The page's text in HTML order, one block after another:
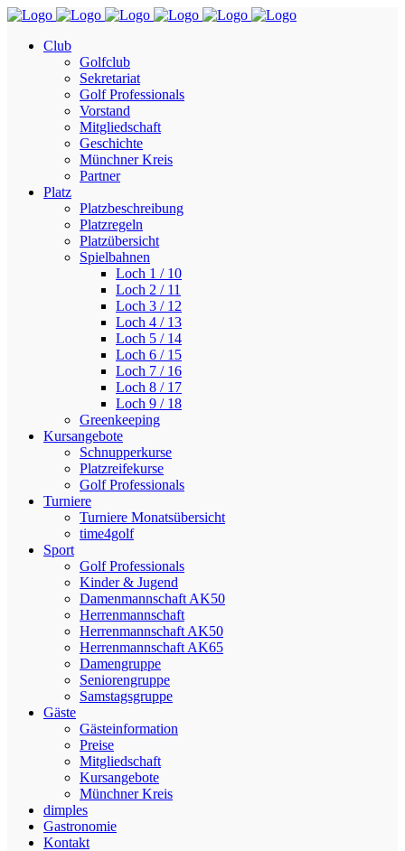
Club
Golfclub
Sekretariat
Golf Professionals
Vorstand
Mitgliedschaft
Geschichte
Münchner Kreis
Partner
Platz
Platzbeschreibung
Platzregeln
Platzübersicht
Spielbahnen
Loch 1 / 10
Loch 2 / 11
Loch 3 / 12
Loch 4 / 13
Loch 5 / 14
Loch 6 / 15
Loch 7 / 16
Loch 8 / 17
Loch 9 / 18
Greenkeeping
Kursangebote
Schnupperkurse
Platzreifekurse
Golf Professionals
Turniere
Turniere Monatsübersicht
time4golf
Sport
Golf Professionals
Kinder & Jugend
Damenmannschaft AK50
Herrenmannschaft
Herrenmannschaft AK50
Herrenmannschaft AK65
Damengruppe
Seniorengruppe
Samstagsgruppe
Gäste
Gästeinformation
Preise
Mitgliedschaft
Kursangebote
Münchner Kreis
dimples
Gastronomie
Kontakt